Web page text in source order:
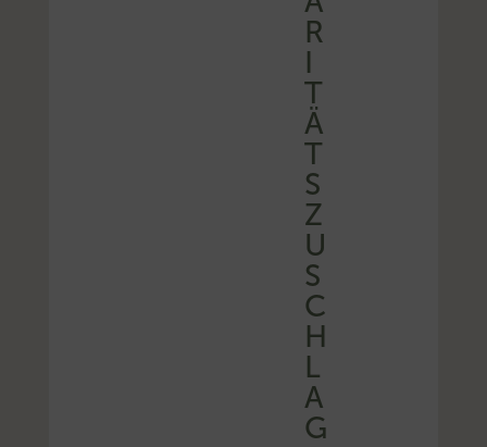
I
T
Ä
T
S
Z
U
S
C
H
L
A
G
S